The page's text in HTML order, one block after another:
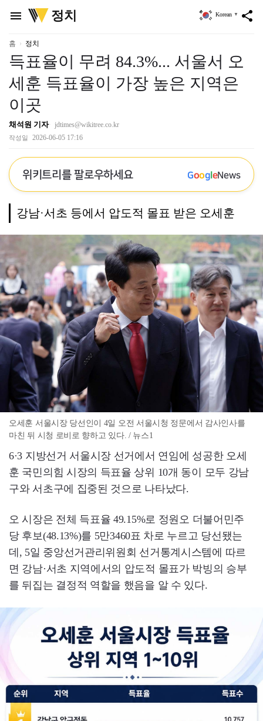
menu
위
키
정치 share
Korean ▼
홈 정치
득표율이 무려 84.3%... 서울서 오
세훈 득표율이 가장 높은 지역은
이곳
채석원 기자 jdtimes@wikitree.co.kr
작성일 2026-06-05 17:16
위키트리를 팔로우하세요 GoogleNews
강남·서초 등에서 압도적 몰표 받은 오세훈
오세훈 서울시장 당선인이 4일 오전 서울시청 정문에서 감사인사를
마친 뒤 시청 로비로 향하고 있다. / 뉴스1
6·3 지방선거 서울시장 선거에서 연임에 성공한 오세
훈 국민의힘 시장의 득표율 상위 10개 동이 모두 강남
구와 서초구에 집중된 것으로 나타났다.
오 시장은 전체 득표율 49.15%로 정원오 더불어민주
당 후보(48.13%)를 5만3460표 차로 누르고 당선됐는
데, 5일 중앙선거관리위원회 선거통계시스템에 따르
면 강남·서초 지역에서의 압도적 몰표가 박빙의 승부
를 뒤집는 결정적 역할을 했음을 알 수 있다.